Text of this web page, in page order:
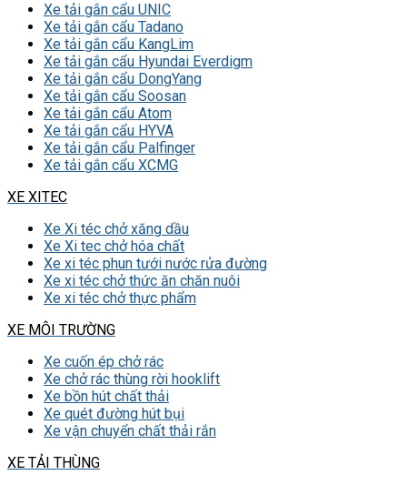
Xe tải gắn cẩu UNIC
Xe tải gắn cẩu Tadano
Xe tải gắn cẩu KangLim
Xe tải gắn cẩu Hyundai Everdigm
Xe tải gắn cẩu DongYang
Xe tải gắn cẩu Soosan
Xe tải gắn cẩu Atom
Xe tải gắn cẩu HYVA
Xe tải gắn cẩu Palfinger
Xe tải gắn cẩu XCMG
XE XITEC
Xe Xi téc chở xăng dầu
Xe Xi tec chở hóa chất
Xe xi téc phun tưới nước rửa đường
Xe xi téc chở thức ăn chăn nuôi
Xe xi téc chở thực phẩm
XE MÔI TRƯỜNG
Xe cuốn ép chở rác
Xe chở rác thùng rời hooklift
Xe bồn hút chất thải
Xe quét đường hút bụi
Xe vận chuyển chất thải rắn
XE TẢI THÙNG